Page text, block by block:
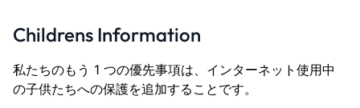
Childrens Information
私たちのもう 1 つの優先事項は、インターネット使用中
の子供たちへの保護を追加することです。